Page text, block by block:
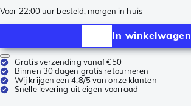
Voor 22:00 uur besteld, morgen in huis
In winkelwagen
Gratis verzending vanaf €50
Binnen 30 dagen gratis retourneren
Wij krijgen een 4,8/5 van onze klanten
Snelle levering uit eigen voorraad